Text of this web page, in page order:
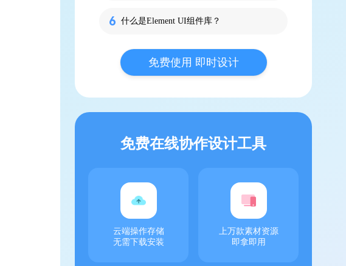
什么是Element UI组件库？
免费使用 即时设计
免费在线协作设计工具
云端操作存储
无需下载安装
上万款素材资源
即拿即用